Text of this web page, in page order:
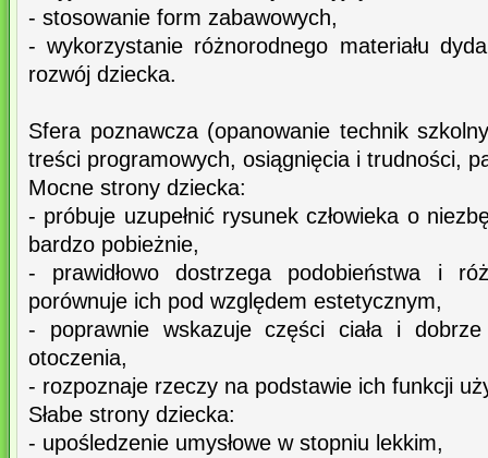
- stosowanie form zabawowych,
- wykorzystanie różnorodnego materiału
rozwój dziecka.
Sfera poznawcza (opanowanie technik
treści programowych, osiągnięcia i trudności,
Mocne strony dziecka:
- próbuje uzupełnić rysunek człowieka o
bardzo pobieżnie,
- prawidłowo dostrzega podobieństwa i
porównuje ich pod względem estetycznym,
- poprawnie wskazuje części ciała i
otoczenia,
- rozpoznaje rzeczy na podstawie ich funkcji
Słabe strony dziecka:
- upośledzenie umysłowe w stopniu lekkim,